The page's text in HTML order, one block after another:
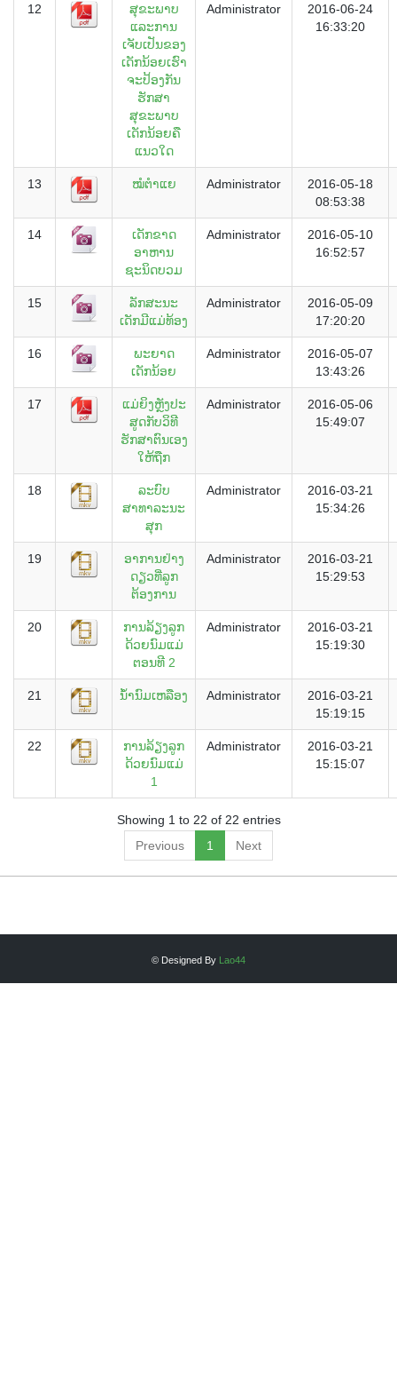
12
ສຸຂະພາບ
ແລະການ
ເຈັບເປັນຂອງ
ເດັກນ້ອຍເຮົາ
ຈະປ້ອງກັນ
ຮັກສາ
ສຸຂະພາບ
ເດັກນ້ອຍຄື
ແນວໃດ
Administrator
2016-06-24
16:33:20
13 ໝໍຕຳແຍ Administrator
2016-05-18
08:53:38
14
ເດັກຂາດ
ອາຫານ
ຊະນິດບວມ
Administrator
2016-05-10
16:52:57
15
ລັກສະນະ
ເດັກມີແມ່ທ້ອງ
Administrator
2016-05-09
17:20:20
16
ພະຍາດ
ເດັກນ້ອຍ
Administrator
2016-05-07
13:43:26
17
ແມ່ຍິງຫຼັງປະ
ສູດກັບວິທີ
ຮັກສາຕົນເອງ
ໃຫ້ຖືກ
Administrator
2016-05-06
15:49:07
18
ລະບົບ
ສາທາລະນະ
ສຸກ
Administrator
2016-03-21
15:34:26
19
ອາການຢ່າງ
ດຽວທີ່ລູກ
ຕ້ອງການ
Administrator
2016-03-21
15:29:53
20
ການລ້ຽງລູກ
ດ້ວຍນົມແມ່
ຕອນທີ 2
Administrator
2016-03-21
15:19:30
21 ນໍ້ານົມເຫລືອງ Administrator
2016-03-21
15:19:15
22
ການລ້ຽງລູກ
ດ້ວຍນົມແມ່
1
Administrator
2016-03-21
15:15:07
Showing 1 to 22 of 22 entries
Previous
1 Next
© Designed By Lao44